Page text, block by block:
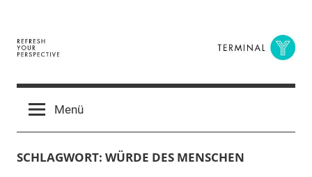
springen
Terminal
Y
Digital
BusinessMenü
SCHLAGWORT: WÜRDE DES MENSCHEN